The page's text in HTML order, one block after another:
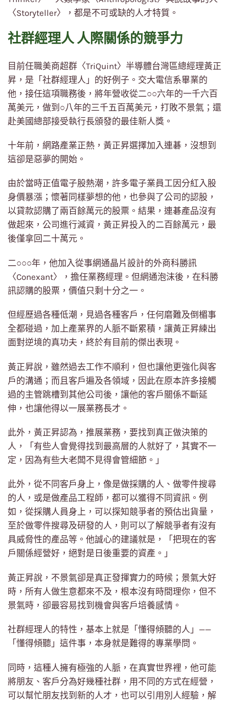
〈Storyteller〉，都是不可或缺的人才特質。
社群經理人 人際關係的競爭力
目前任職美商超群〈TriQuint〉半導體台灣區總經理黃正
昇，是「社群經理人」的好例子。交大電信系畢業的
他，接任這項職務後，將年營收從二○○六年的一千六百
萬美元，做到○八年的三千五百萬美元，打敗不景氣；還
赴美國總部接受執行長頒發的最佳新人獎。
十年前，網路產業正熱，黃正昇選擇加入連碁，沒想到
這卻是惡夢的開始。
由於當時正值電子股熱潮，許多電子業員工因分紅入股
身價暴漲；懷著同樣夢想的他，也參與了公司的認股，
以貸款認購了兩百餘萬元的股票。結果，連碁產品沒有
做起來，公司進行減資，黃正昇投入的二百餘萬元，最
後僅拿回二十萬元。
二○○○年，他加入從事網通晶片設計的外商科勝訊
〈Conexant〉，擔任業務經理。但網通泡沫後，在科勝
訊認購的股票，價值只剩十分之一。
但經歷過各種低潮，見過各種客戶，任何磨難及倒楣事
全都碰過，加上產業界的人脈不斷累積，讓黃正昇練出
面對逆境的真功夫，終於有目前的傑出表現。
黃正昇說，雖然過去工作不順利，但也讓他更強化與客
戶的溝通；而且客戶遍及各領域，因此在原本許多接觸
過的主管跳槽到其他公司後，讓他的客戶關係不斷延
伸，也讓他得以一展業務長才。
此外，黃正昇認為，推展業務，要找到真正做決策的
人，「有些人會覺得找到最高層的人就好了，其實不一
定，因為有些大老闆不見得會管細節。」
此外，從不同客戶身上，像是做採購的人、做零件搜尋
的人，或是做產品工程師，都可以獲得不同資訊。例
如，從採購人員身上，可以探知競爭者的預估出貨量，
至於做零件搜尋及研發的人，則可以了解競爭者有沒有
具威脅性的產品等。他誠心的建議就是，「把現在的客
戶關係經營好，絕對是日後重要的資產。」
黃正昇說，不景氣卻是真正發揮實力的時候；景氣大好
時，所有人做生意都來不及，根本沒有時間理你，但不
景氣時，卻最容易找到機會與客戶培養感情。
社群經理人的特性，基本上就是「懂得傾聽的人」——
「懂得傾聽」這件事，本身就是難得的專業學問。
同時，這種人擁有極強的人脈，在真實世界裡，他可能
將朋友、客戶分為好幾種社群，用不同的方式在經營，
可以幫忙朋友找到新的人才，也可以引用別人經驗，解